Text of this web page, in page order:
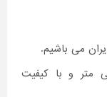
می باشیم.
را با ضخامت ۲۰ میلی متر و با کیفیت